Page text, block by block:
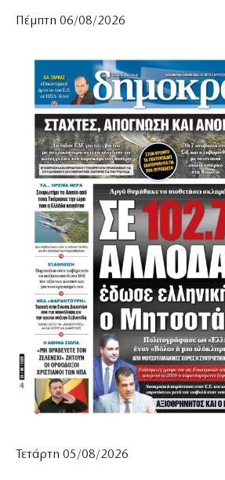
Πέμπτη 06/08/2026
Τετάρτη 05/08/2026